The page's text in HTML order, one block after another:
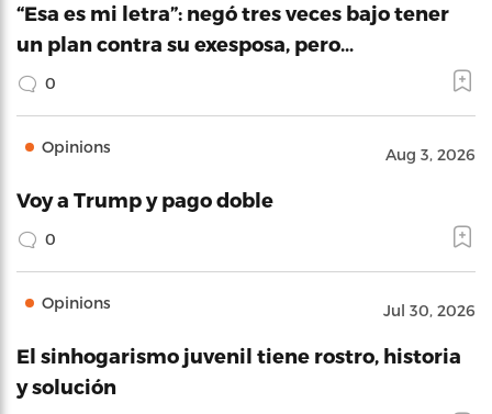
“Esa es mi letra”: negó tres veces bajo tener
un plan contra su exesposa, pero…
0
Opinions Aug 3, 2026
Voy a Trump y pago doble
0
Opinions Jul 30, 2026
El sinhogarismo juvenil tiene rostro, historia
y solución